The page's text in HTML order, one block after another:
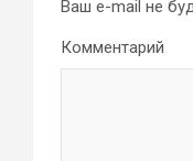
Ваш e-mail не
Комментарий